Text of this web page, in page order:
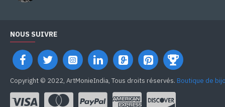
NOUS SUIVRE
Copyright © 2022, ArtMonieIndia, Tous droits réservés. Boutique de